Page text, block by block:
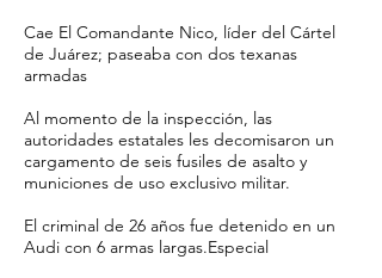
Cae El Comandante Nico, líder del Cártel
de Juárez; paseaba con dos texanas
armadas
Al momento de la inspección, las
autoridades estatales les decomisaron un
cargamento de seis fusiles de asalto y
municiones de uso exclusivo militar.
El criminal de 26 años fue detenido en un
Audi con 6 armas largas.Especial